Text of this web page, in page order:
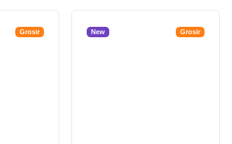
Grosir New Grosir